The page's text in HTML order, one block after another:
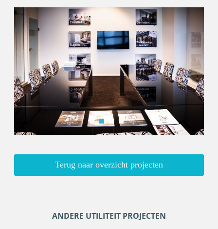
Terug naar overzicht projecten
ANDERE UTILITEIT PROJECTEN